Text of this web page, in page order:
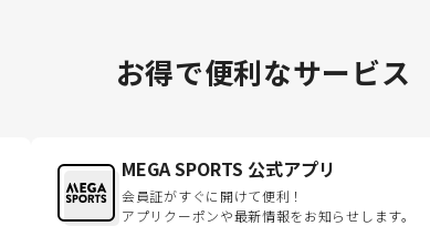
お得で便利なサービス
MEGA SPORTS 公式アプリ
会員証がすぐに開けて便利！
アプリクーポンや最新情報をお知らせします。